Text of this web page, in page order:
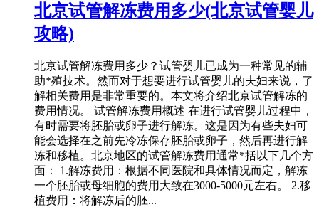
北京试管解冻费用多少(北京试管婴儿
攻略)
北京试管解冻费用多少？试管婴儿已成为一种常见的辅
助*殖技术。然而对于想要进行试管婴儿的夫妇来说，了
解相关费用是非常重要的。本文将介绍北京试管解冻的
费用情况。 试管解冻费用概述 在进行试管婴儿过程中，
有时需要将胚胎或卵子进行解冻。这是因为有些夫妇可
能会选择在之前先冷冻保存胚胎或卵子，然后再进行解
冻和移植。北京地区的试管解冻费用通常*括以下几个方
面： 1.解冻费用：根据不同医院和具体情况而定，解冻
一个胚胎或母细胞的费用大致在3000-5000元左右。 2.移
植费用：将解冻后的胚...